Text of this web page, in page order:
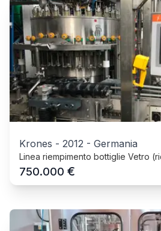
Krones - 2012 - Germania
Linea riempimento bottiglie Vetro
750.000 €